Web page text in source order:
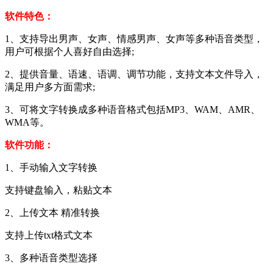
软件特色：
1、支持导出男声、女声、情感男声、女声等多种语音类型，
用户可根据个人喜好自由选择;
2、提供音量、语速、语调、调节功能，支持文本文件导入，
满足用户多方面需求;
3、可将文字转换成多种语音格式包括MP3、WAM、AMR、
WMA等。
软件功能：
1、手动输入文字转换
支持键盘输入，粘贴文本
2、上传文本 精准转换
支持上传txt格式文本
3、多种语音类型选择